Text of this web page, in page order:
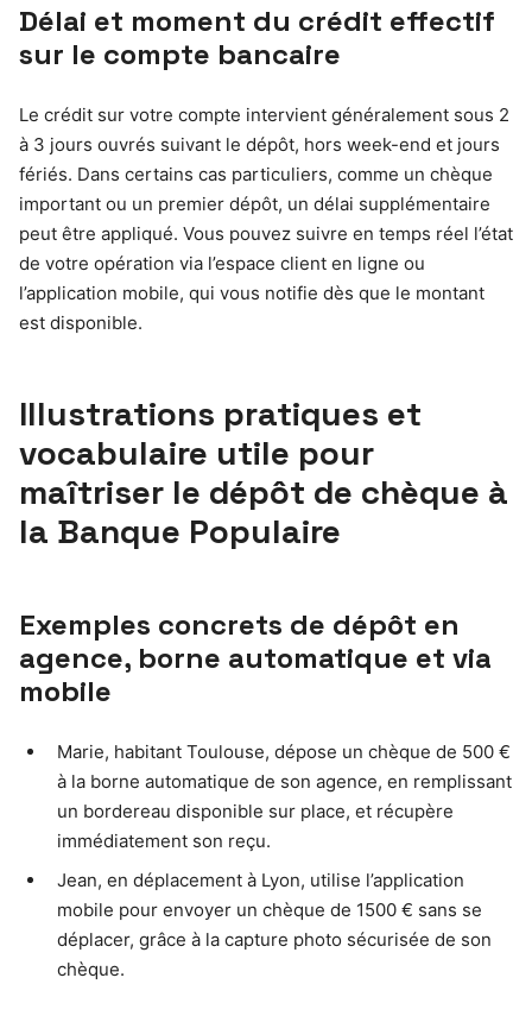
Délai et moment du crédit effectif
sur le compte bancaire
Le crédit sur votre compte intervient généralement sous 2
à 3 jours ouvrés suivant le dépôt, hors week-end et jours
fériés. Dans certains cas particuliers, comme un chèque
important ou un premier dépôt, un délai supplémentaire
peut être appliqué. Vous pouvez suivre en temps réel l’état
de votre opération via l’espace client en ligne ou
l’application mobile, qui vous notifie dès que le montant
est disponible.
Illustrations pratiques et
vocabulaire utile pour
maîtriser le dépôt de chèque à
la Banque Populaire
Exemples concrets de dépôt en
agence, borne automatique et via
mobile
Marie, habitant Toulouse, dépose un chèque de 500 €
à la borne automatique de son agence, en remplissant
un bordereau disponible sur place, et récupère
immédiatement son reçu.
Jean, en déplacement à Lyon, utilise l’application
mobile pour envoyer un chèque de 1500 € sans se
déplacer, grâce à la capture photo sécurisée de son
chèque.